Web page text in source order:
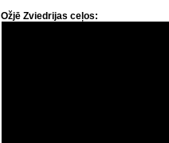
Ožjē Zviedrijas ceļos: